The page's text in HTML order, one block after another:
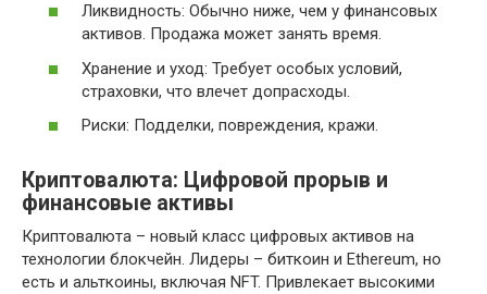
Ликвидность: Обычно ниже, чем у финансовых
активов. Продажа может занять время.
Хранение и уход: Требует особых условий,
страховки, что влечет допрасходы.
Риски: Подделки, повреждения, кражи.
Криптовалюта: Цифровой прорыв и
финансовые активы
Криптовалюта – новый класс цифровых активов на
технологии блокчейн. Лидеры – биткоин и Ethereum, но
есть и альткоины, включая NFT. Привлекает высокими